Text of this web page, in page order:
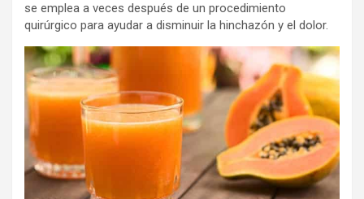
se emplea a veces después de un procedimiento
quirúrgico para ayudar a disminuir la hinchazón y el dolor.